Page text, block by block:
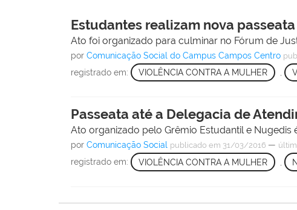
Estudantes realizam nova
Ato foi organizado para culminar no Fórum de
porComunicação Social do Campus Campos Centro
registrado em: VIOLÊNCIA CONTRA A MULHER
Passeata até a Delegacia de
Ato organizado pelo Grêmio Estudantil e
porComunicação Social publicado em 31/03/2016 —
registrado em: VIOLÊNCIA CONTRA A MULHER